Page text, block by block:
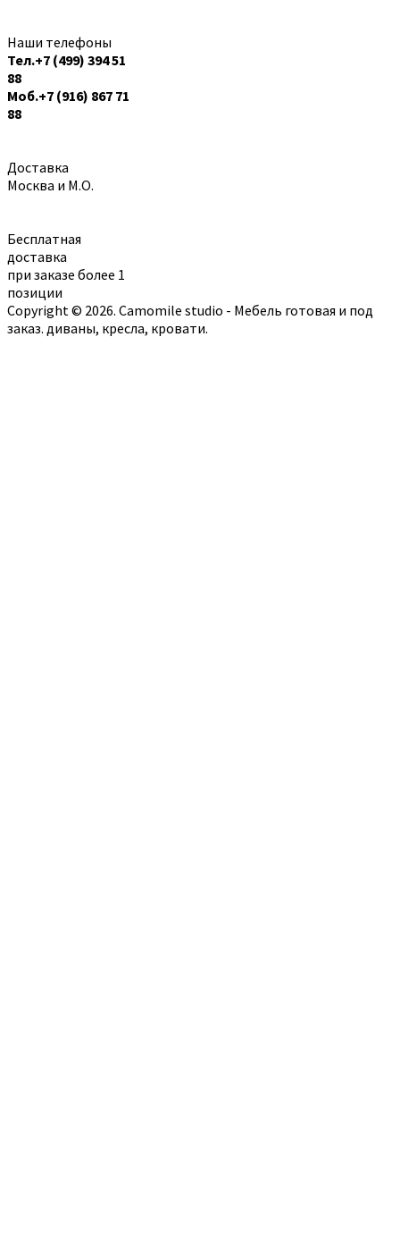
Наши телефоны
Тел.+7 (499) 394 51
88
Моб.+7 (916) 867 71
88
Доставка
Москва и М.О.
Бесплатная
доставка
при заказе более 1
позиции
Copyright © 2026. Camomile studio - Мебель готовая и под
заказ. диваны, кресла, кровати.